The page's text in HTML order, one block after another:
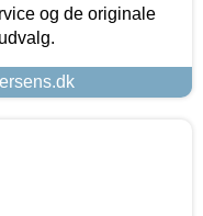
og de originale